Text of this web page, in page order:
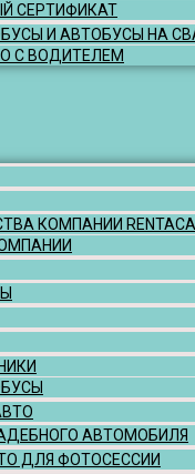
СЕРТИФИКАТ
И АВТОБУСЫ НА
С ВОДИТЕЛЕМ
КОМПАНИИ
АВТОМОБИЛЯ
ДЛЯ ФОТОСЕССИИ